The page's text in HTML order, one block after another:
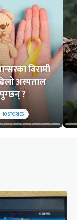
बिरामी
अस्पताल
पुग्छन् ?
10STORIES